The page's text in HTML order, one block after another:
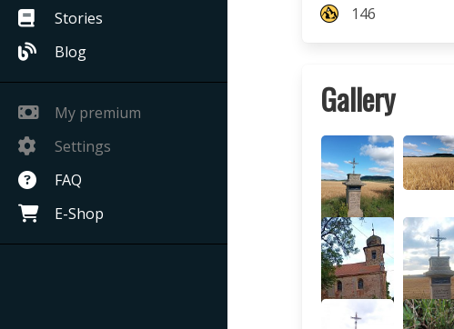
Stories
Blog
My premium
Settings
FAQ
E-Shop
146
Gallery